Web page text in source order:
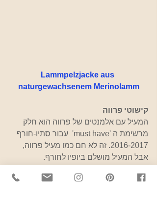
Lammpelzjacke aus
naturgewachsenem Merinolamm
קישוטי פרווה
המעיל עם אלמנטים של פרווה הוא חלק
מרשימת ה 'must have'  עבור סתיו-חורף
2016-2017. זה לא חם כמו מעיל פרווה,
אבל המעיל מושלם ביופיו לחורף.
הפופולארי, אבל גם שרווליי פרווה הם פריט